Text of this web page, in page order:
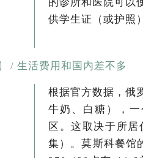
供学生证（或护照
/ 生活费用和国内差不多
根据官方数据，俄
牛奶、白糖），
区。这取决于所
集）。莫斯科餐馆